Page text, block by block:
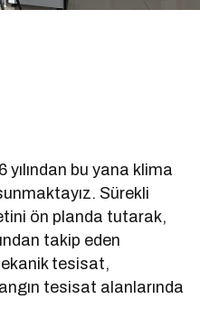
bu yana klima
Sürekli
ön planda tutarak,
takip eden
tesisat,
tesisat alanlarında